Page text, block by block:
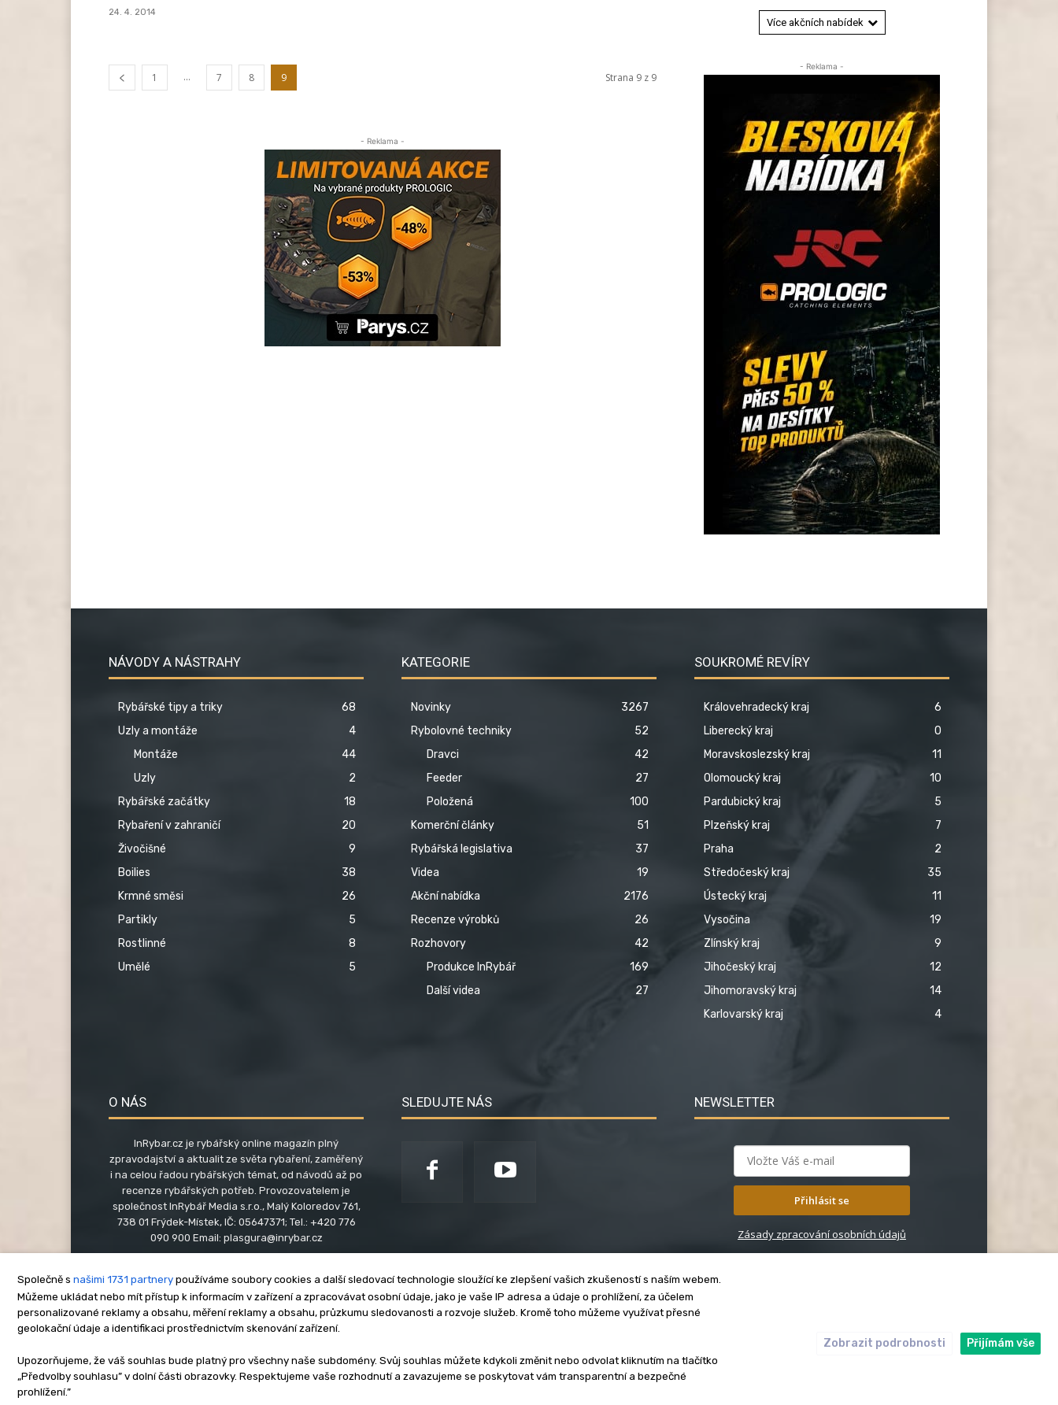
24. 4. 2014
1 ... 7 8 9 Strana 9 z 9
- Reklama -
Více akčních nabídek
- Reklama -
NÁVODY A NÁSTRAHY
Rybářské tipy a triky
68
Uzly a montáže
4
Montáže
44
Uzly
2
Rybářské začátky
18
Rybaření v zahraničí
20
Živočišné
9
Boilies
38
Krmné směsi
26
Partikly
5
Rostlinné
8
Umělé
5
KATEGORIE
Novinky
3267
Rybolovné techniky
52
Dravci
42
Feeder
27
Položená
100
Komerční články
51
Rybářská legislativa
37
Videa
19
Akční nabídka
2176
Recenze výrobků
26
Rozhovory
42
Produkce InRybář
169
Další videa
27
SOUKROMÉ REVÍRY
Královehradecký kraj
6
Liberecký kraj
0
Moravskoslezský kraj
11
Olomoucký kraj
10
Pardubický kraj
5
Plzeňský kraj
7
Praha
2
Středočeský kraj
35
Ústecký kraj
11
Vysočina
19
Zlínský kraj
9
Jihočeský kraj
12
Jihomoravský kraj
14
Karlovarský kraj
4
O NÁS
InRybar.cz je rybářský online magazín plný
zpravodajství a aktualit ze světa rybaření, zaměřený
i na celou řadou rybářských témat, od návodů až po
recenze rybářských potřeb. Provozovatelem je
společnost InRybář Media s.r.o., Malý Koloredov 761,
738 01 Frýdek-Místek, IČ: 05647371; Tel.: +420 776
090 900 Email: plasgura@inrybar.cz
SLEDUJTE NÁS NEWSLETTER
Přihlásit se
Zásady zpracování osobních údajů
O nás Kontakt Reklama Zásady soukromí Privacy policy Cookies Etický kodex
Copyright © www.inrybar.cz 2013 - 2026 | Na veškerý materiál, který je zde uveřejněný, se vztahují autorská práva. Redakce InRybar.cz.
Společně s našimi 1731 partnery používáme soubory cookies a další sledovací technologie sloužící ke zlepšení vašich zkušeností s naším webem.
Můžeme ukládat nebo mít přístup k informacím v zařízení a zpracovávat osobní údaje, jako je vaše IP adresa a údaje o prohlížení, za účelem
personalizované reklamy a obsahu, měření reklamy a obsahu, průzkumu sledovanosti a rozvoje služeb. Kromě toho můžeme využívat přesné
geolokační údaje a identifikaci prostřednictvím skenování zařízení.
Upozorňujeme, že váš souhlas bude platný pro všechny naše subdomény. Svůj souhlas můžete kdykoli změnit nebo odvolat kliknutím na tlačítko
„Předvolby souhlasu” v dolní části obrazovky. Respektujeme vaše rozhodnutí a zavazujeme se poskytovat vám transparentní a bezpečné
prohlížení.”
Zobrazit podrobnosti Přijímám vše